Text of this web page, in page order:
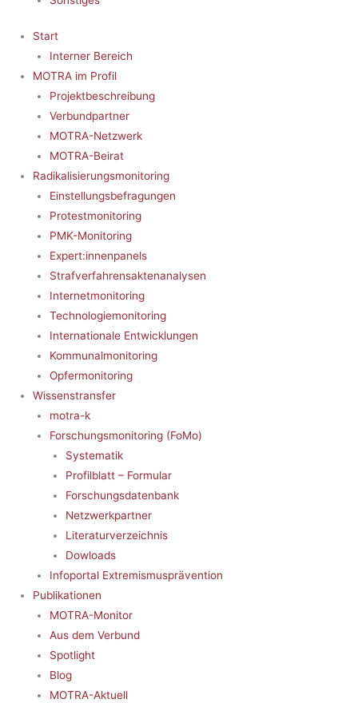
Start
Interner Bereich
MOTRA im Profil
Projektbeschreibung
Verbundpartner
MOTRA-Netzwerk
MOTRA-Beirat
Radikalisierungsmonitoring
Einstellungsbefragungen
Protestmonitoring
PMK-Monitoring
Expert:innenpanels
Strafverfahrensaktenanalysen
Internetmonitoring
Technologiemonitoring
Internationale Entwicklungen
Kommunalmonitoring
Opfermonitoring
Wissenstransfer
motra-k
Forschungsmonitoring (FoMo)
Systematik
Profilblatt – Formular
Forschungsdatenbank
Netzwerkpartner
Literaturverzeichnis
Dowloads
Infoportal Extremismusprävention
Publikationen
MOTRA-Monitor
Aus dem Verbund
Spotlight
Blog
MOTRA-Aktuell